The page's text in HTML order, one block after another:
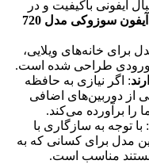
آیفونی باکیفیت و در
سوزوکی مدل 720
برای خانه‌های ویلایی،
ورودی طراحی شده است.
: اگر نیازی به حافظه
از دوربین‌های اضافی
را برآورده می‌کند.
: با توجه به سازگاری با
مدل برای کسانی که به
مناسب است.